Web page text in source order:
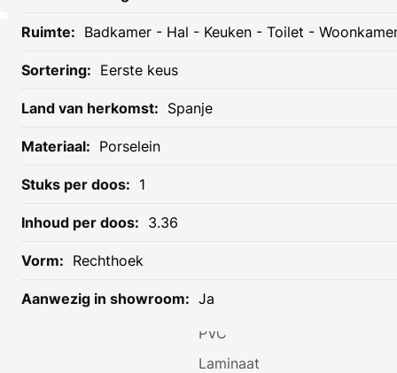
Badkamer - Hal - Keuken - Toilet -
Eerste keus
Spanje
Porselein
1
3.36
Rechthoek
Ja
Openingstijden
Contact
Showroom
Inspiratie
Toiletten
PVC
Laminaat